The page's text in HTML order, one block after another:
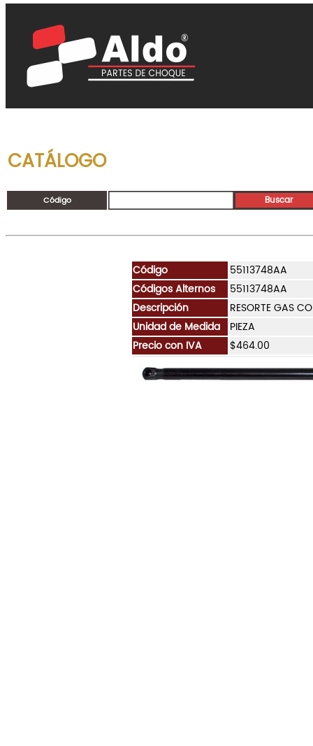
CATÁLOGO
Código
Código
55113748AA
Códigos Alternos
55113748AA
Descripción
RESORTE GAS
Unidad de Medida
PIEZA
Precio con IVA
$464.00